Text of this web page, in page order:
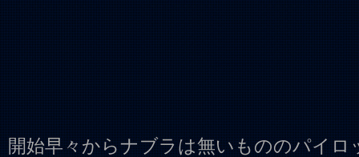
開始早々からナブラは無いもののパイ